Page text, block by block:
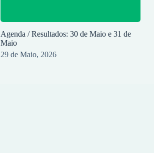
Agenda / Resultados: 30 de Maio e 31 de
Maio
29 de Maio, 2026